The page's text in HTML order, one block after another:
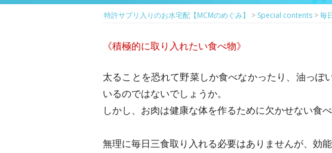
特許サプリ入りのお水宅配【MCMのめぐみ】 > Special contents >毎
《積極的に取り入れたい食べ物》
太ることを恐れて野菜しか食べなかったり、油っ
いるのではないでしょうか。
しかし、お肉は健康な体を作るために欠かせない食べ
無理に毎日三食取り入れる必要はありませんが、効